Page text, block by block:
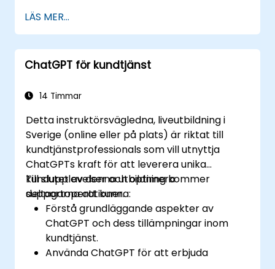
Automatisera rutinmässiga bankuppgifter
med ChatGPT.
Implementera ChatGPT för
komplexitets- och riskhantering inom
LÄS MER...
ChatGPT för kundtjänst
14 Timmar
Detta instruktörsvägledna, liveutbildning i
Sverige (online eller på plats) är riktat till
kundtjänstprofessionals som vill utnyttja
ChatGPTs kraft för att leverera unika
kundupplevelser och optimera
supportoperationer.
Till slutet av denna utbildning kommer
deltagarna att kunna:
Förstå grundläggande aspekter av
ChatGPT och dess tillämpningar inom
kundtjänst.
Använda ChatGPT för att erbjuda